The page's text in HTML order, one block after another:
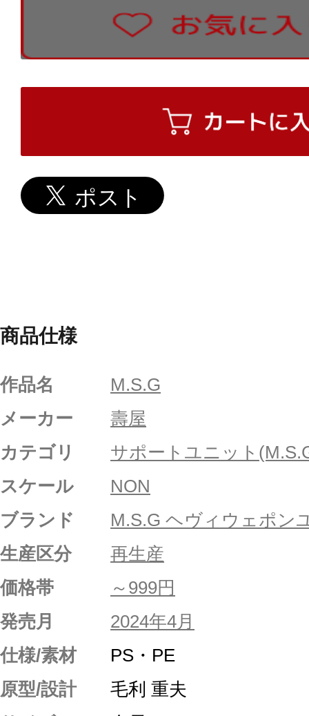
商品仕様
作品名
M.S.G
メーカー
壽屋
カテゴリ
サポートユニット
スケール
NON
ブランド
M.S.G ヘヴィウェポン
生産区分
再生産
価格帯
～999円
発売月
2024年4月
仕様/素材
PS・PE
原型/設計
毛利 重夫